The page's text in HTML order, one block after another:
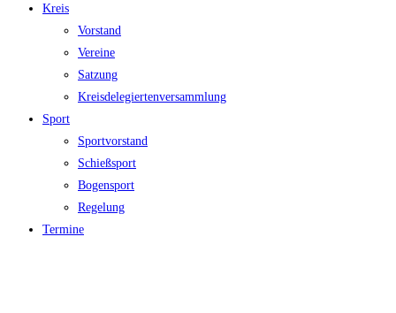
Kreis
Vorstand
Vereine
Satzung
Kreisdelegiertenversammlung
Sport
Sportvorstand
Schießsport
Bogensport
Regelung
Termine